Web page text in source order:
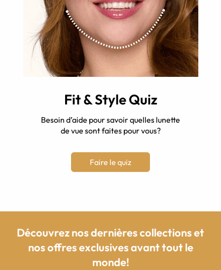
Fit & Style Quiz
Besoin d’aide pour savoir quelles lunette
de vue sont faites pour vous?
Faire le quiz
Découvrez nos dernières collections et
nos offres exclusives avant tout le
monde!